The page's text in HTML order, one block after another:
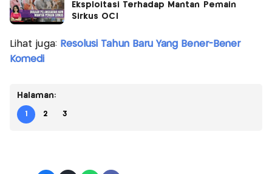
Eksploitasi Terhadap Mantan Pemain
Sirkus OCI
Lihat juga: Resolusi Tahun Baru Yang Bener-Bener
Komedi
Halaman:
1 2 3